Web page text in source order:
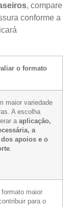
, compare
conforme a
o formato
maior variedade
A escolha
a aplicação,
a
apoios e o
.
maior
para o